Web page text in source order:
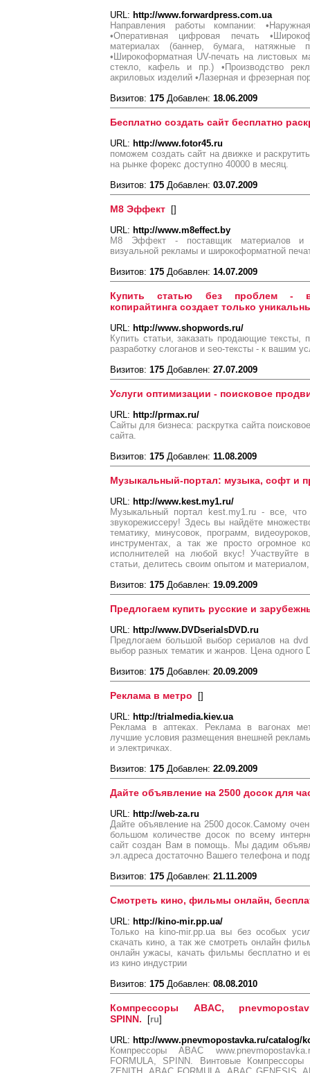
URL: http://www.forwardpress.com.ua
Направления работы компании:
•Оперативная цифровая печать
материалах (баннер, бумага, натяжные
•Широкоформатная UV-печать на
стекло, кафель и пр.) •Производство
акриловых изделий •Лазерная и фрезерная
Визитов: 175 Добавлен: 18.06.2009
Бесплатно создать сайт бесплатно
URL: http://www.fotor45.ru
поможем создать сайт на движке и
на рынке форекс доступно 40000 в месяц.
Визитов: 175 Добавлен: 03.07.2009
М8 Эффект []
URL: http://www.m8effect.by
М8 Эффект - поставщик материалов и
визуальной рекламы и широкоформатной
Визитов: 175 Добавлен: 14.07.2009
Купить статью без проблем -
копирайтинга создает только
URL: http://www.shopwords.ru/
Купить статьи, заказать продающие тексты,
разработку слоганов и seo-тексты - к вашим
Визитов: 175 Добавлен: 27.07.2009
Услуги оптимизации - поисковое
URL: http://prmax.ru/
Сайты для бизнеса: раскрутка сайта
сайта.
Визитов: 175 Добавлен: 11.08.2009
Музыкальный-портал: музыка, софт и
URL: http://www.kest.my1.ru/
Музыкальный портал kest.my1.ru - все,
звукорежиссеру! Здесь вы найдёте
тематику, минусовок, программ,
инструментах, а так же просто огромное
исполнителей на любой вкус! Участвуйте
статьи, делитесь своим опытом и материалом,
Визитов: 175 Добавлен: 19.09.2009
Предлогаем купить русские и
URL: http://www.DVDserialsDVD.ru
Предлогаем большой выбор сериалов на
выбор разных тематик и жанров. Цена одного
Визитов: 175 Добавлен: 20.09.2009
Реклама в метро []
URL: http://trialmedia.kiev.ua
Реклама в аптеках. Реклама в вагонах
лучшие условия размещения внешней
и электричках.
Визитов: 175 Добавлен: 22.09.2009
Дайте объявление на 2500 досок для
URL: http://web-za.ru
Дайте объявление на 2500 досок.Самому
большом количестве досок по всему
сайт создан Вам в помощь. Мы дадим
эл.адреса достаточно Вашего телефона и
Визитов: 175 Добавлен: 21.11.2009
Смотреть кино, фильмы онлайн,
URL: http://kino-mir.pp.ua/
Только на kino-mir.pp.ua вы без особых
скачать кино, а так же смотреть онлайн
онлайн ужасы, качать фильмы бесплатно и
из кино индустрии
Визитов: 175 Добавлен: 08.08.2010
Компрессоры ABAC,
SPINN. [ru]
URL: http://www.pnevmopostavka.ru/catalog/
Компрессоры ABAC
FORMULA, SPINN. Винтовые